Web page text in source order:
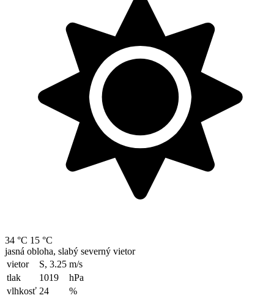
34 °C 15 °C
jasná obloha, slabý severný vietor
vietor
S, 3.25 m/s
tlak
1019
hPa
vlhkosť 24
%